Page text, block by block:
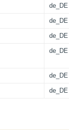
de_DE
de_DE
de_DE
de_DE
de_DE
de_DE